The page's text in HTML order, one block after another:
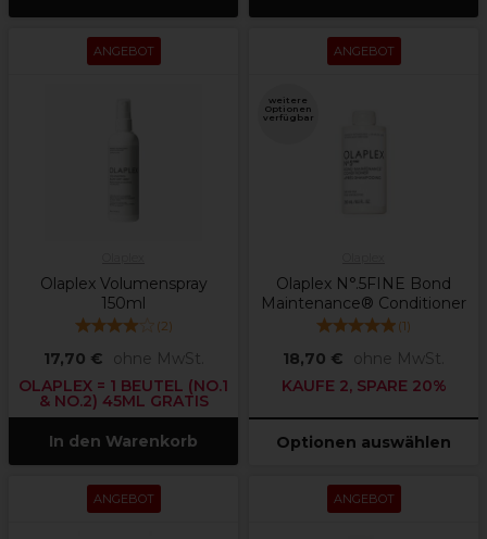
ANGEBOT
Olaplex Volumenspray
150ml
(2)
17,70 €
ohne MwSt.
OLAPLEX = 1 BEUTEL (NO.1
& NO.2) 45ML GRATIS
In den Warenkorb
ANGEBOT
weitere
Optionen
verfügbar
Olaplex N°.5FINE Bond
Maintenance® Conditioner
(1)
18,70 €
ohne MwSt.
KAUFE 2, SPARE 20%
Optionen auswählen
ANGEBOT ANGEBOT